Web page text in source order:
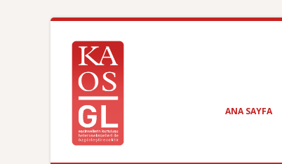
ANA SAYFA